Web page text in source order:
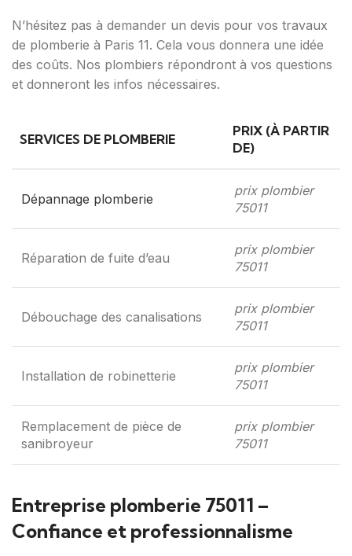
N’hésitez pas à demander un devis pour vos travaux
de plomberie à Paris 11. Cela vous donnera une idée
des coûts. Nos plombiers répondront à vos questions
et donneront les infos nécessaires.
SERVICES DE PLOMBERIE
PRIX (À PARTIR
DE)
Dépannage plomberie
prix plombier
75011
Réparation de fuite d’eau
prix plombier
75011
Débouchage des canalisations
prix plombier
75011
Installation de robinetterie
prix plombier
75011
Remplacement de pièce de
sanibroyeur
prix plombier
75011
Entreprise plomberie 75011 –
Confiance et professionnalisme